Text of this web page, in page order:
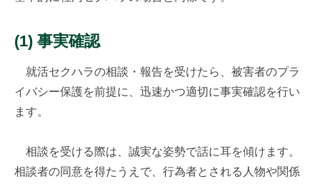
(1) 事実確認
就活セクハラの相談・報告を受けたら、被害者のプラ
イバシー保護を前提に、迅速かつ適切に事実確認を行い
ます。
相談を受ける際は、誠実な姿勢で話に耳を傾けます。
相談者の同意を得たうえで、行為者とされる人物や関係